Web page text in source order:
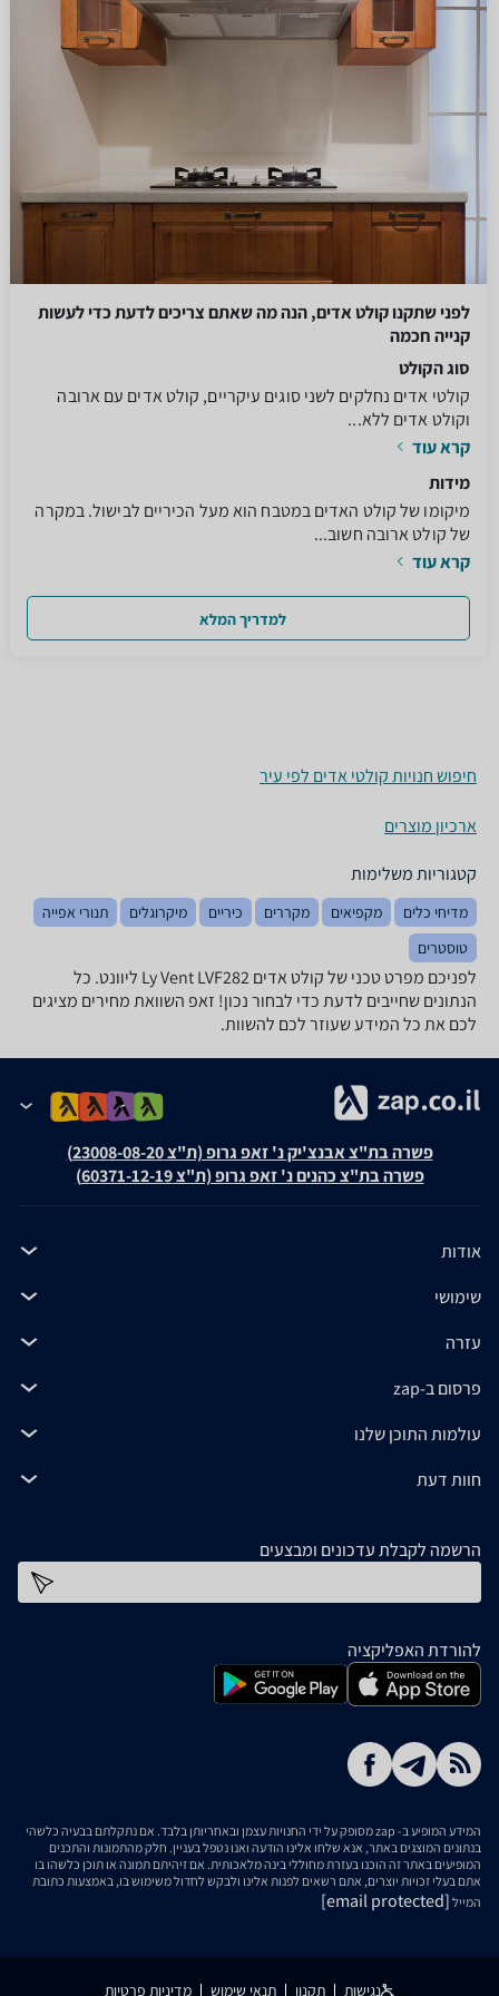
לפני שתקנו קולט אדים, הנה מה שאתם צריכים לדעת כדי לעשות
קנייה חכמה
סוג הקולט
קולטי אדים נחלקים לשני סוגים עיקריים, קולט אדים עם ארובה
וקולט אדים ללא...
קרא עוד
מידות
מיקומו של קולט האדים במטבח הוא מעל הכיריים לבישול. במקרה
של קולט ארובה חשוב...
קרא עוד
למדריך המלא
חיפוש חנויות קולטי אדים לפי עיר
ארכיון מוצרים
קטגוריות משלימות
מדיחי כלים מקפיאים מקררים כיריים מיקרוגלים
תנורי אפייה
טוסטרים
לפניכם מפרט טכני של קולט אדים Ly Vent LVF282 ליוונט. כל
הנתונים שחייבים לדעת כדי לבחור נכון! זאפ השוואת מחירים מציגים
לכם את כל המידע שעוזר לכם להשוות.
פשרה בת"צ אבנצ'יק נ' זאפ גרופ (ת"צ 23008-08-20)
פשרה בת"צ כהנים נ' זאפ גרופ (ת"צ 60371-12-19)
אודות
שימושי
עזרה
פרסום ב-zap
עולמות התוכן שלנו
חוות דעת
הרשמה לקבלת עדכונים ומבצעים
להורדת האפליקציה
המידע המופיע ב- zap מסופק על ידי החנויות עצמן ובאחריותן בלבד. אם נתקלתם בבעיה כלשהי
בנתונים המוצגים באתר, אנא שלחו אלינו הודעה ואנו נטפל בעניין. חלק מהתמונות והתכנים
המופיעים באתר זה הוכנו בעזרת מחוללי בינה מלאכותית. אם זיהיתם תמונה או תוכן כלשהו בו
אתם בעלי זכויות יוצרים, אתם רשאים לפנות אלינו ולבקש לחדול משימוש בו, באמצעות כתובת
המייל [email protected]
נגישות תקנון תנאי שימוש מדיניות פרטיות